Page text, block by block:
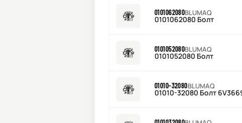
0101062080BLUMAQ
0101062080 Болт
0101052080BLUMAQ
0101052080 Болт
01010-32080BLUMAQ
01010-32080 Болт